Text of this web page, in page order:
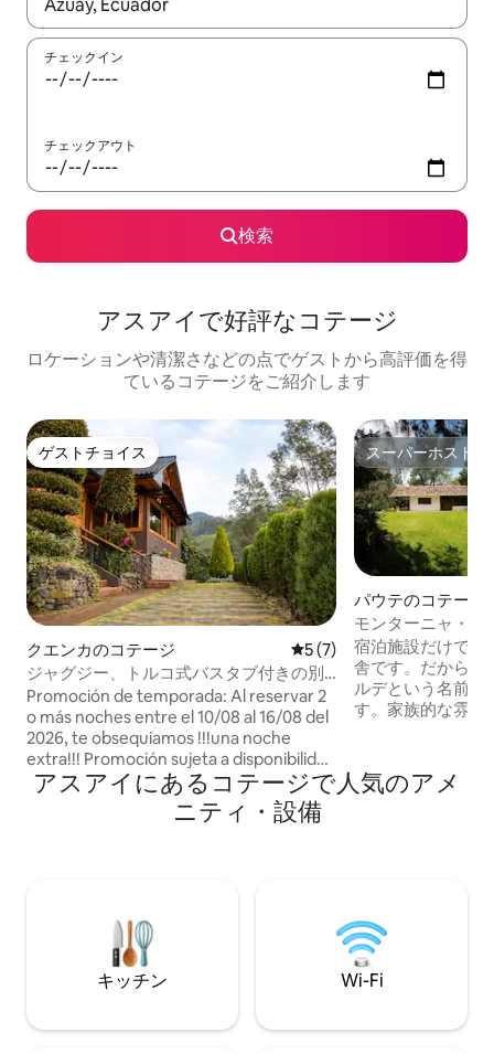
チェックイン
チェックアウト
検索
アスアイで好評なコテージ
ロケーションや清潔さなどの点でゲストから高評価を得
ているコテージをご紹介します
ゲストチョイス
ゲストチョイス
クエンカのコテージ レビュー7件、5つ星中5つ
5 (7)
ジャグジー、トルコ式バスタブ付きの別
荘、20名用のプロシェフ
Promoción de temporada: Al reservar 2
o más noches entre el 10/08 al 16/08 del
2026, te obsequiamos !!!una noche
extra!!! Promoción sujeta a disponibilidad
y obligatoriamente se debe notificar que
se está aplicando a la promoción al
momento de reservar. Libérate del
¡¡Vive una experiencia única y exclusiva
en Quinta Picota Cucho!!
スーパーホスト
スーパーホスト
パウテのコテージ
モンターニャ・ヴ
デ・ロス・アブエ
宿泊施設だけでな
舎です。だからこ
ルデという名前で
す。家族的な雰囲
ォッチングをお
舎の環境で、都市
お楽しみください
アスアイにあるコテージで人気のアメ
ニティ・設備
キッチン Wi-Fi